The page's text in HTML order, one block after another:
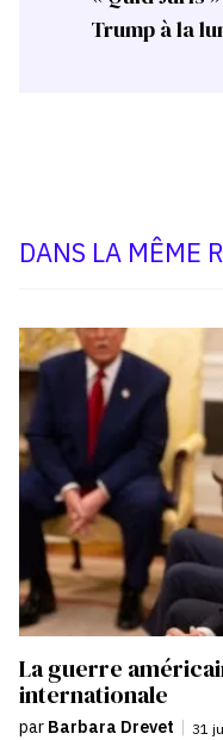
Trump à la
DANS LA MÊME
La guerre
internationale
par Barbara Drevet | 31